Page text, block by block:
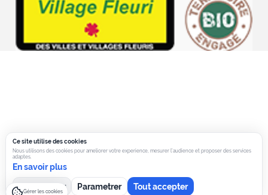
Ce site utilise des cookies
Nous utilisons des cookies pour ameliorer votre experience, mesurer l’audience et proposer des services
adaptes.
En savoir plus
Tout refuser Parametrer Tout accepter
Gérer les cookies